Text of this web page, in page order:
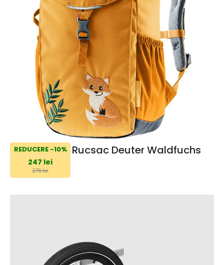
REDUCERE -10%
247 lei
275 lei
Rucsac Deuter Waldfuchs